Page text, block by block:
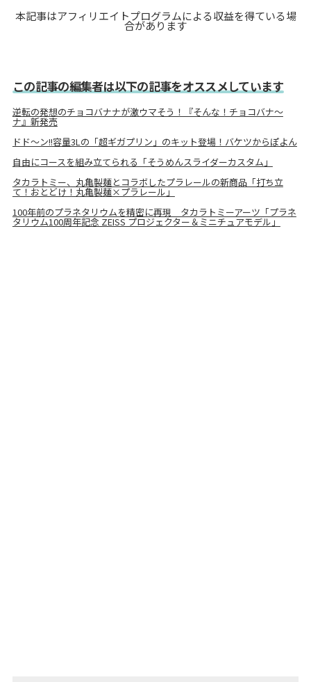
本記事はアフィリエイトプログラムによる収益を得ている場
合があります
この記事の編集者は以下の記事をオススメしています
逆転の発想のチョコバナナが激ウマそう！『そんな！チョコバナ～
ナ』新発売
ドド～ン!!容量3Lの「超ギガプリン」のキット登場！バケツからぽよん
自由にコースを組み立てられる「そうめんスライダーカスタム」
タカラトミー、丸亀製麺とコラボしたプラレールの新商品「打ち立
て！おとどけ！丸亀製麺×プラレール」
100年前のプラネタリウムを精密に再現 タカラトミーアーツ「プラネ
タリウム100周年記念 ZEISS プロジェクター＆ミニチュアモデル」